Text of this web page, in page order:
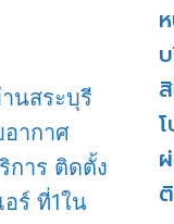
นสระบุรี
อากาศ
การ ติดตั้ง
ร์ ที่1ใน